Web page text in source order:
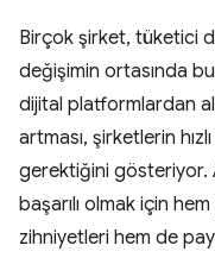
Birçok şirket, tüketici
değişimin ortasında
dijital platformlardan
artması, şirketlerin
gerektiğini gösteriyor.
başarılı olmak için
zihniyetleri hem de